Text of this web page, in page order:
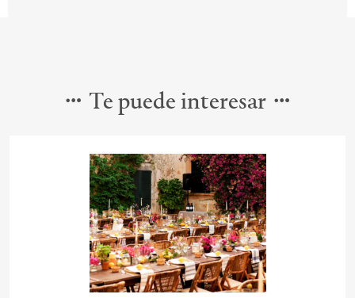
Te puede interesar